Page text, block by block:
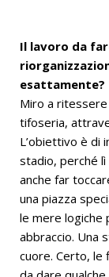
Il lavoro da
esattamente?
Miro a ritessere
tifoseria,
L’obiettivo è di
stadio, perché lì
anche far
una piazza
le mere logiche
abbraccio. Una
cuore. Certo, le